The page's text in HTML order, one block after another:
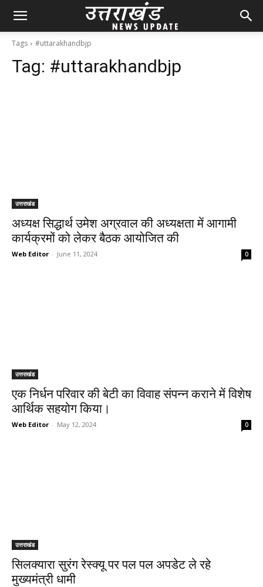
Tags #uttarakhandbjp
Tag: #uttarakhandbjp
उत्तराखंड
अध्यक्ष सिद्धार्थ उमेश अग्रवाल की अध्यक्षता में आगामी
कार्यक्रमों को लेकर बैठक आयोजित की
Web Editor - June 11, 2024 0
उत्तराखंड
एक निर्धन परिवार की बेटी का विवाह संपन्न कराने में विशेष
आर्थिक सहयोग किया।
Web Editor - May 12, 2024 0
उत्तराखंड
सिलक्यारा सुरंग रेस्क्यू पर पल पल अपडेट ले रहे
मुख्यमंत्री धामी